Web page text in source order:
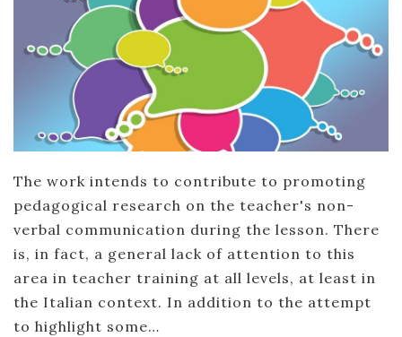
The work intends to contribute to promoting
pedagogical research on the teacher's non-
verbal communication during the lesson. There
is, in fact, a general lack of attention to this
area in teacher training at all levels, at least in
the Italian context. In addition to the attempt
to highlight some…